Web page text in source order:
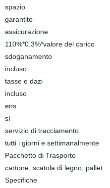
spazio
garantito
assicurazione
110%*0.3%*valore del carico
sdoganamento
incluso
tasse e dazi
incluso
ens
sì
servizio di tracciamento
tutti i giorni e settimanalmente
Pacchetto di Trasporto
cartone, scatola di legno, pallet
Specifiche